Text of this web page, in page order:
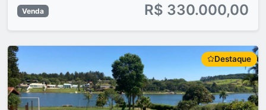
Venda R$ 330.000,00
Destaque